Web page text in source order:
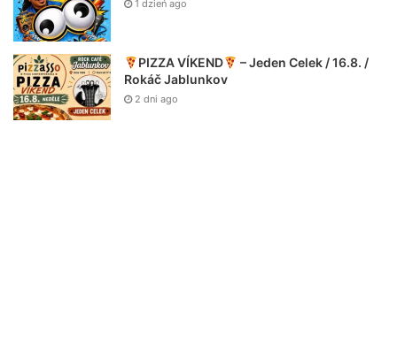
1 dzień ago
PIZZA VÍKEND
– Jeden Celek / 16.8. /
Rokáč Jablunkov
2 dni ago